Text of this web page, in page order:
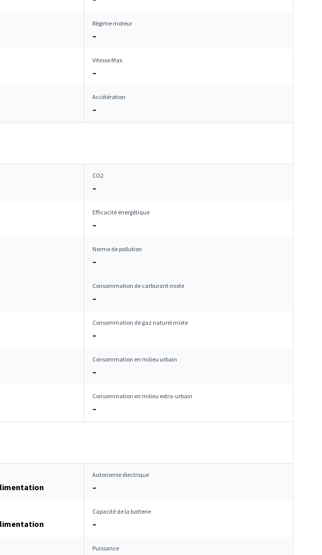
Régime moteur
–
Vitesse Max.
–
Accélération
–
CO2
–
Efficacité énergétique
–
Norme de pollution
–
Consommation de carburant mixte
–
Consommation de gaz naturel mixte
–
Consommation en milieu urbain
–
Consommation en milieu extra-urbain
–
Autonomie électrique
–
Capacité de la batterie
–
Puissance